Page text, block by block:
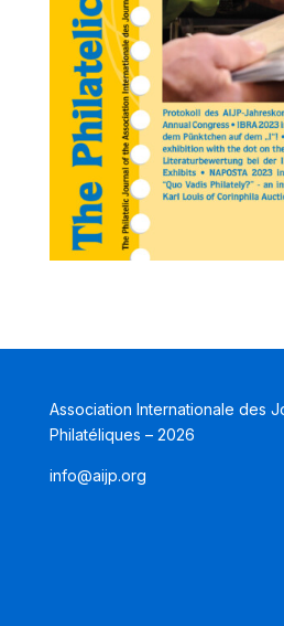
Association Internationale des
Philatéliques – 2026
info@aijp.org